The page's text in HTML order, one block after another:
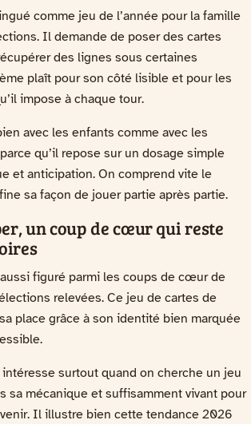
comme jeu de l’année pour la famille
Il demande de poser des cartes
des lignes sous certaines
plaît pour son côté lisible et pour les
impose à chaque tour.
avec les enfants comme avec les
qu’il repose sur un dosage simple
et anticipation. On comprend vite le
sa façon de jouer partie après partie.
un coup de cœur qui reste
figuré parmi les coups de cœur de
relevées. Ce jeu de cartes de
place grâce à son identité bien marquée
surtout quand on cherche un jeu
sa mécanique et suffisamment vivant pour
Il illustre bien cette tendance 2026